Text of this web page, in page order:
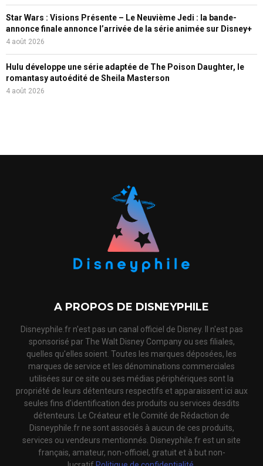
Star Wars : Visions Présente – Le Neuvième Jedi : la bande-
annonce finale annonce l’arrivée de la série animée sur Disney+
4 août 2026
Hulu développe une série adaptée de The Poison Daughter, le
romantasy autoédité de Sheila Masterson
4 août 2026
A PROPOS DE DISNEYPHILE
Disneyphile.fr n'est pas un canal officiel de Disney. Il n'est pas
sponsorisé par The Walt Disney Company ou ses filiales,
quelles qu'elles soient. Toutes les marques déposées, les
marques de service et les dénominations commerciales
utilisées sur ce site ou ses médias périphériques sont la
propriété de leurs détenteurs respectifs et apparaissent ici aux
seules fins d'identification des produits ou services desdits
détenteurs. Le Créateur et le Comité de Rédaction de
Disneyphile.fr ne sont associés à aucun de ces produits,
services ou vendeurs mentionnés. Disneyphile.fr est un site
français, amateur, non-officiel, gratuit et à but non-